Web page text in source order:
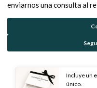
enviarnos una consulta al
Incluye un
único.